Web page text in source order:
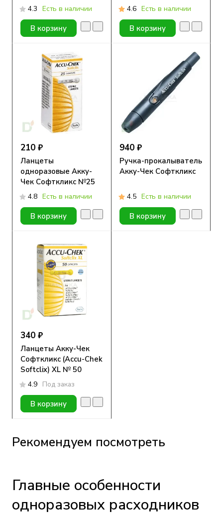
4.3 Есть в наличии
В корзину
4.6 Есть в наличии
В корзину
210 ₽
Ланцеты
одноразовые Акку-
Чек Софткликс №25
4.8 Есть в наличии
В корзину
940 ₽
Ручка-прокалыватель
Акку-Чек Софткликс
4.5 Есть в наличии
В корзину
340 ₽
Ланцеты Акку-Чек
Софткликс (Accu-Chek
Softclix) XL № 50
4.9 Под заказ
В корзину
Рекомендуем посмотреть
Главные особенности
одноразовых расходников